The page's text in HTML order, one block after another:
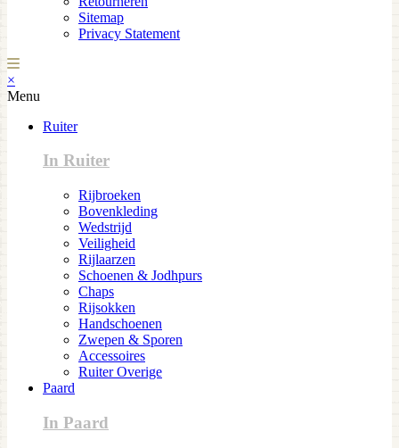
Sitemap
Privacy Statement
×
Menu
Ruiter
In Ruiter
Rijbroeken
Bovenkleding
Wedstrijd
Veiligheid
Rijlaarzen
Schoenen & Jodhpurs
Chaps
Rijsokken
Handschoenen
Zwepen & Sporen
Accessoires
Ruiter Overige
Paard
In Paard